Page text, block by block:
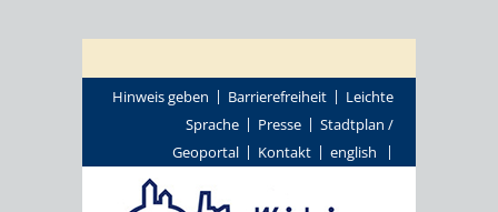
Hinweis geben Barrierefreiheit
Leichte
Sprache
Presse
Stadtplan /
Geoportal
Kontakt english